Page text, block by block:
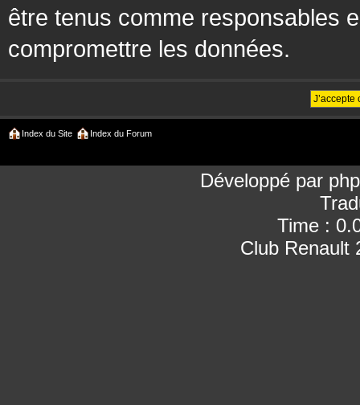
être tenus comme responsables
compromettre les données.
Index du Site Index du Forum
Développé par
Time :
Club Renault